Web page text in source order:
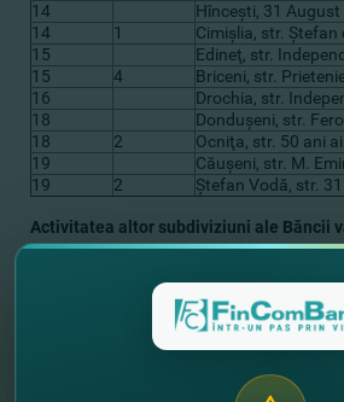
14
Hînceşti, 31 August
14
1
Cimişlia, str.
15
Edineţ, str.
15
4
Briceni, str.
16
Drochia, str.
18
Donduşeni, str.
18
2
Ocniţa, str. 50 ani
19
Căuşeni, str. M.
19
2 Ştefan Vodă, str.
Activitatea altor subdiviziuni ale Băncii
prevenirea răspândirii virusului,
urmeze Măsurile de Protecţie:
- Dacă este posibil, amânaţi vizita la
ONLINE alternative;
- Accesul în subdiviziunile Băncii va fi
simultan. Vă rugăm să aşteptaţi rândul